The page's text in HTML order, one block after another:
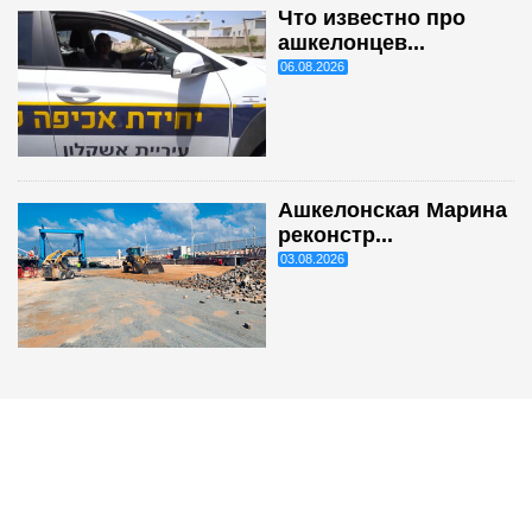
Что известно про
ашкелонцев...
06.08.2026
Ашкелонская Марина
реконстр...
03.08.2026